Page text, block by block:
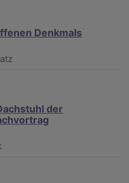
Denkmals
der